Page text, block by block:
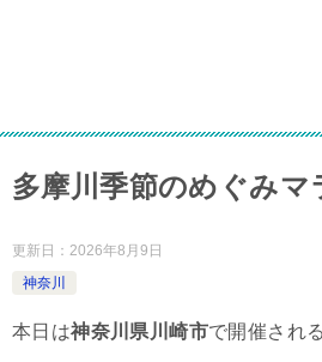
多摩川季節のめぐみ
更新日： 2026年8月9日
神奈川
本日は神奈川県川崎市で開催される